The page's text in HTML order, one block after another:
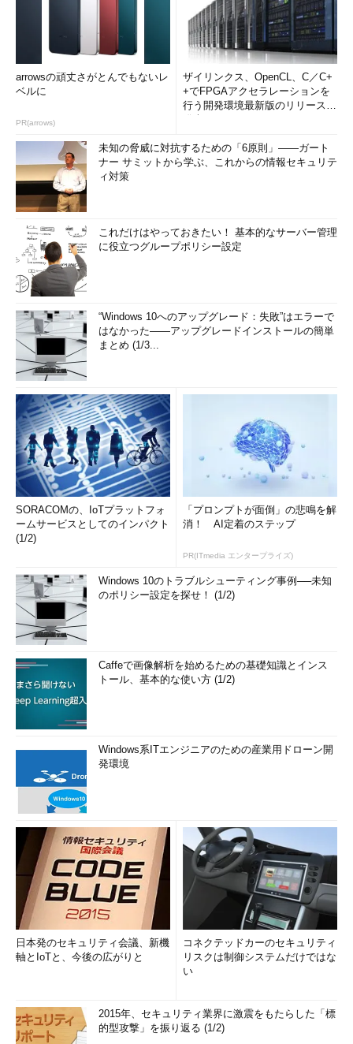
arrowsの頑丈さがとんでもないレ
ベルに
PR(arrows)
ザイリンクス、OpenCL、C／C+
+でFPGAアクセラレーションを
行う開発環境最新版のリリースを
未知の脅威に対抗するための「6原則」――ガート
ナー サミットから学ぶ、これからの情報セキュリテ
ィ対策
これだけはやっておきたい！ 基本的なサーバー管理
に役立つグループポリシー設定
“Windows 10へのアップグレード：失敗”はエラーで
はなかった――アップグレードインストールの簡単
まとめ (1/3...
SORACOMの、IoTプラットフォ
ームサービスとしてのインパクト
(1/2)
「プロンプトが面倒」の悲鳴を解
消！ AI定着のステップ
PR(ITmedia エンタープライズ)
Windows 10のトラブルシューティング事例──未知
のポリシー設定を探せ！ (1/2)
Caffeで画像解析を始めるための基礎知識とインス
トール、基本的な使い方 (1/2)
Windows系ITエンジニアのための産業用ドローン開
発環境
日本発のセキュリティ会議、新機
軸とIoTと、今後の広がりと
コネクテッドカーのセキュリティ
リスクは制御システムだけではな
い
2015年、セキュリティ業界に激震をもたらした「標
的型攻撃」を振り返る (1/2)